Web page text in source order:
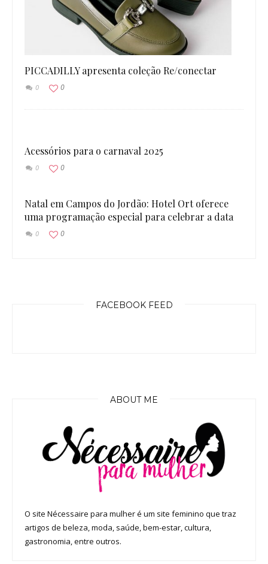
PICCADILLY apresenta coleção Re/conectar
0 0
Acessórios para o carnaval 2025
0 0
Natal em Campos do Jordão: Hotel Ort oferece
uma programação especial para celebrar a data
0 0
FACEBOOK FEED
ABOUT ME
O site Nécessaire para mulher é um site feminino que traz
artigos de beleza, moda, saúde, bem-estar, cultura,
gastronomia, entre outros.